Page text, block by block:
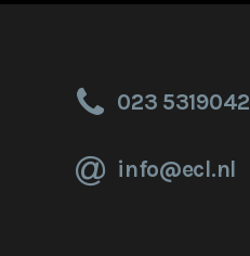
023 5319042
info@ecl.nl